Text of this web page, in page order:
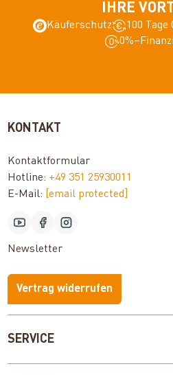
IHRE
Käuferschutz
100
SERVICE
KONTAKT
Kontaktformular
Hotline: +49 351 25930011
E-Mail:
[email protected]
Newsletter
Vertrag widerrufen